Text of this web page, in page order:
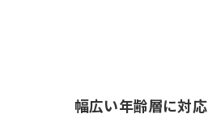
幅広い年齢層に対応